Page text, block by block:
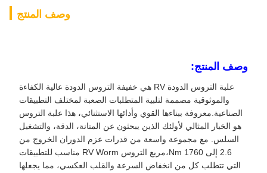
وصف المنتج
وصف المنتج:
علبة التروس الدودة RV هي خفيفة التروس الدودة عالية الكفاءة
والموثوقية مصممة لتلبية المتطلبات الصعبة لمختلف التطبيقات
الصناعية.معروفة ببناءها القوي وأدائها الاستثنائي، هذا علبة التروس
هو الخيار المثالي لأولئك الذين يبحثون عن المتانة، الدقة، والتشغيل
السلس. مع مجموعة واسعة من قدرات عزم الدوران الخروج من
2.6 إلى 1760 Nm،مربع التروس RV Worm مناسب للتطبيقات
التي تتطلب كل من انخفاض السرعة والقلب العكسي، مما يجعلها